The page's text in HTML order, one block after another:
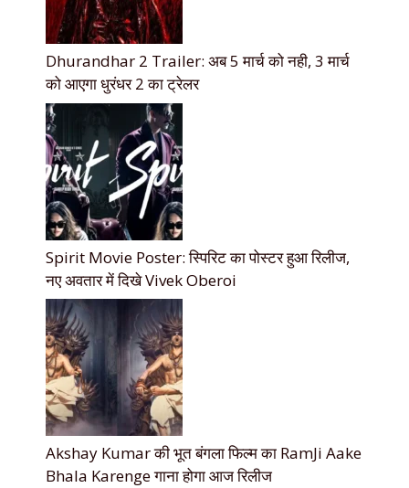
Dhurandhar 2 Trailer: अब 5 मार्च को नही, 3 मार्च
को आएगा धुरंधर 2 का ट्रेलर
Spirit Movie Poster: स्पिरिट का पोस्टर हुआ रिलीज,
नए अवतार में दिखे Vivek Oberoi
Akshay Kumar की भूत बंगला फिल्म का RamJi Aake
Bhala Karenge गाना होगा आज रिलीज